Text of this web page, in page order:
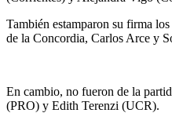
El tratamiento del